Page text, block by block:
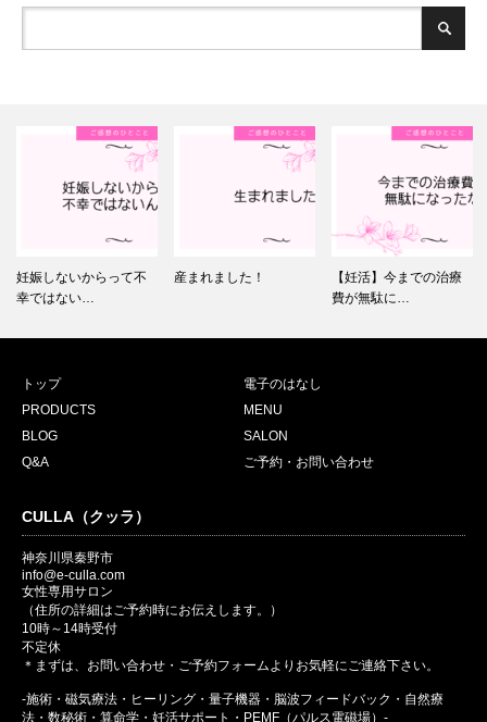
妊娠しないからって不
幸ではない…
産まれました！
【妊活】今までの治療
費が無駄に…
トップ
電子のはなし
PRODUCTS
MENU
BLOG
SALON
Q&A
ご予約・お問い合わせ
CULLA（クッラ）
神奈川県秦野市
info@e-culla.com
女性専用サロン
（住所の詳細はご予約時にお伝えします。）
10時～14時受付
不定休
＊まずは、お問い合わせ・ご予約フォームよりお気軽にご連絡下さい。
-施術・磁気療法・ヒーリング・量子機器・脳波フィードバック・自然療
法・数秘術・算命学・妊活サポート・PEMF（パルス電磁場）-